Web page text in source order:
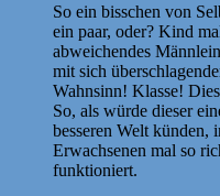
So ein bisschen von
ein paar, oder? Kind
abweichendes
mit sich
Wahnsinn! Klasse!
So, als würde dieser
besseren Welt künden,
Erwachsenen mal so
funktioniert.